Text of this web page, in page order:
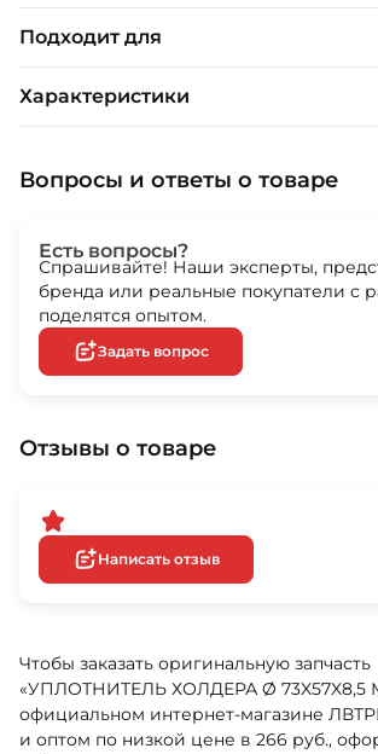
Подходит для
Характеристики
Вопросы и ответы о товаре
Есть вопросы?
Спрашивайте! Наши эксперты,
бренда или реальные покупатели с
поделятся опытом.
Задать вопрос
Отзывы о товаре
Написать отзыв
Чтобы заказать оригинальную запчасть
«УПЛОТНИТЕЛЬ ХОЛДЕРА Ø 73X57X8,5
официальном интернет-магазине
и оптом по низкой цене в 266 руб.,